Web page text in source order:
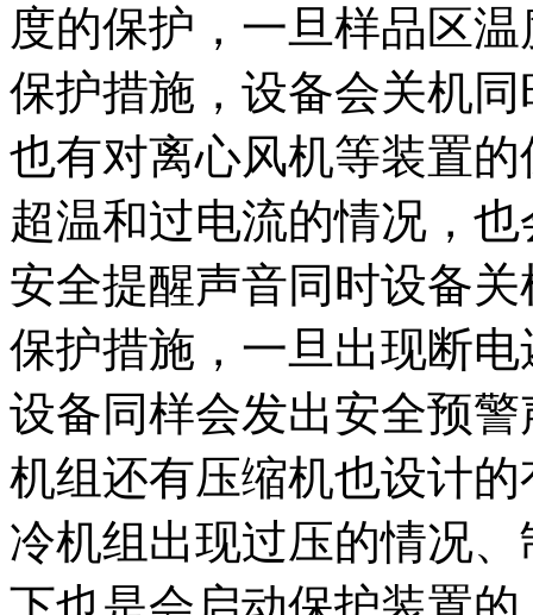
度的保护，一旦样品区
保护措施，设备会关机
也有对离心风机等装置
超温和过电流的情况，
安全提醒声音同时设备
保护措施，一旦出现断
设备同样会发出安全预
机组还有压缩机也设计
冷机组出现过压的情况